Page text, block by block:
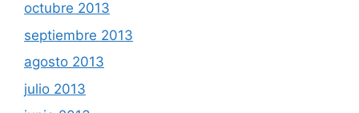
octubre 2013
septiembre 2013
agosto 2013
julio 2013